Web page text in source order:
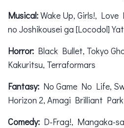
Musical:Wake Up, Girls!, Love
no Joshikousei ga [Locodol]
Horror: Black Bullet, Tokyo
Kakuritsu, Terraformars
Fantasy: No Game No Life,
Horizon 2, Amagi Brilliant Park
Comedy: D-Frag!, Mangaka-